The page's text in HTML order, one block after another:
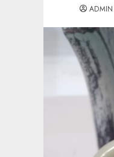
ADMIN
Obra de